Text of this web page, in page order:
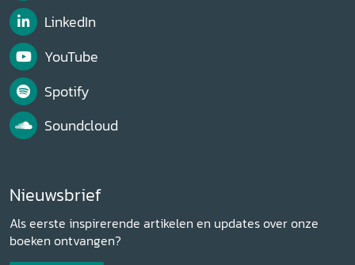
LinkedIn
YouTube
Spotify
Soundcloud
Nieuwsbrief
Als eerste inspirerende artikelen en updates over onze
boeken ontvangen?